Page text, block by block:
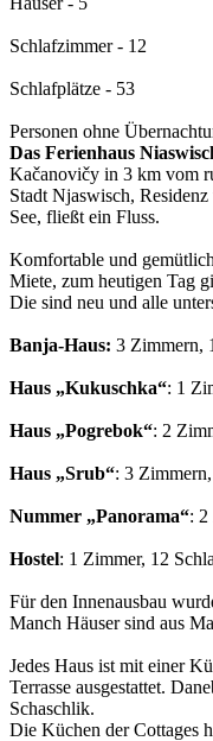
Schlafzimmer - 12
Schlafplätze - 53
Personen ohne
Das Ferienhaus
Kačanovičy in 3 km vom
Stadt Njaswisch,
See, fließt ein Fluss.
Komfortable und
Miete, zum heutigen Tag
Die sind neu und alle
Banja-Haus: 3 Zimmern,
Haus „Kukuschka“: 1
Haus „Pogrebok“: 2
Haus „Srub“: 3
Nummer „Panorama“: 2
Hostel: 1 Zimmer, 12
Für den Innenausbau
Manch Häuser sind aus
Jedes Haus ist mit einer
Terrasse ausgestattet.
Schaschlik.
Die Küchen der Cottages